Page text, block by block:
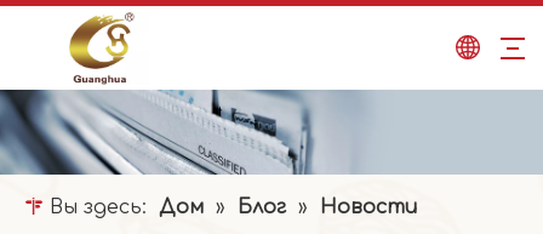
Вы здесь: Дом » Блог »
Новости